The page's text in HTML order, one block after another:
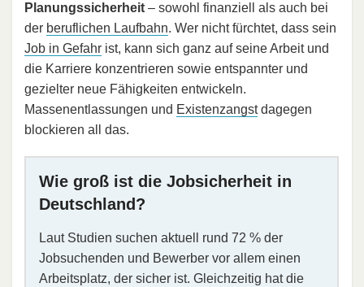
Planungssicherheit – sowohl finanziell als auch bei
der beruflichen Laufbahn. Wer nicht fürchtet, dass sein
Job in Gefahr ist, kann sich ganz auf seine Arbeit und
die Karriere konzentrieren sowie entspannter und
gezielter neue Fähigkeiten entwickeln.
Massenentlassungen und Existenzangstdagegen
blockieren all das.
Wie groß ist die Jobsicherheit in
Deutschland?
Laut Studien suchen aktuell rund 72 % der
Jobsuchenden und Bewerber vor allem einen
Arbeitsplatz, der sicher ist. Gleichzeitig hat die